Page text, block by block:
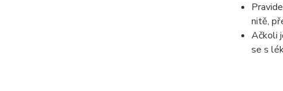
nitě,
Ačkoli
se s